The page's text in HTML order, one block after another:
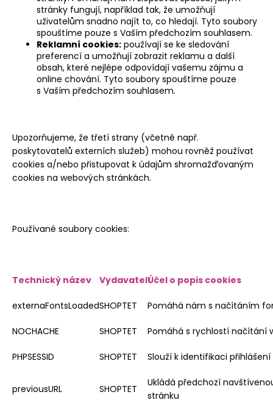
stránky fungují, například tak, že umožňují
uživatelům snadno najít to, co hledají. Tyto soubory
spouštíme pouze s Vaším předchozím souhlasem.
Reklamní cookies: používají se ke sledování
preferencí a umožňují zobrazit reklamu a další
obsah, které nejlépe odpovídají vašemu zájmu a
online chování. Tyto soubory spouštíme pouze
s Vaším předchozím souhlasem.
Upozorňujeme, že třetí strany (včetně např.
poskytovatelů externích služeb) mohou rovněž používat
cookies a/nebo přistupovat k údajům shromažďovaným
cookies na webových stránkách.
Používané soubory cookies:
Technický název VydavatelÚčel o popis cookies
externaFontsLoadedSHOPTET Pomáhá nám s načítáním
NOCHACHE SHOPTET Pomáhá s rychlostí načítání
PHPSESSID SHOPTET Slouží k identifikaci přihlášení
previousURL SHOPTET
Ukládá předchozí
stránku